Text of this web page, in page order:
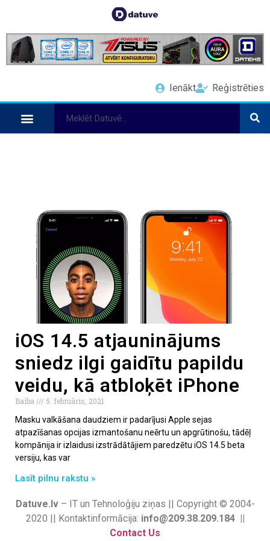
Ienākt Reģistrēties
iOS 14.5 atjauninājums
sniedz ilgi gaidītu papildu
veidu, kā atbloķēt iPhone
Baiba
5. februāris, 2021
Masku valkāšana daudziem ir padarījusi Apple sejas
atpazīšanas opcijas izmantošanu neērtu un apgrūtinošu, tādēļ
kompānija ir izlaidusi izstrādātājiem paredzētu iOS 14.5 beta
versiju, kas var
Lasīt pilnu rakstu »
Datuve.lv– IT un Tehnoloģiju ziņas || Copyright © 2004-
2020 || Kontaktinformācija: info@209.38.209.184 ||
Contact Us